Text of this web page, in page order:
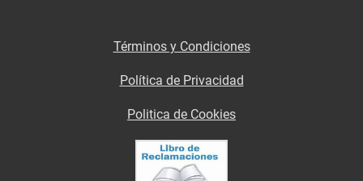
Términos y Condiciones
Política de Privacidad
Politica de Cookies